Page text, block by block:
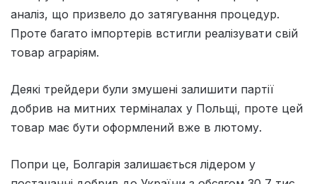
аналіз, що призвело до затягування процедур.
Проте багато імпортерів встигли реалізувати свій
товар аграріям.
Деякі трейдери були змушені залишити партії
добрив на митних терміналах у Польщі, проте цей
товар має бути оформлений вже в лютому.
Попри це, Болгарія залишається лідером у